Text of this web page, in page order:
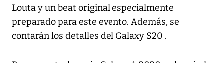
Louta y un beat original especialmente
preparado para este evento. Además, se
contarán los detalles del Galaxy S20 .